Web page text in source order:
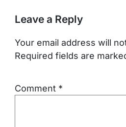
Leave a Reply
Your email address will
Required fields are
Comment *